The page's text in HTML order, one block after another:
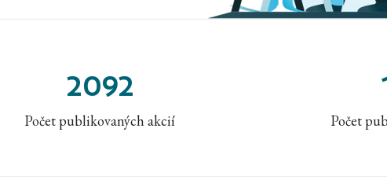
2092
Počet publikovaných akcií Počet